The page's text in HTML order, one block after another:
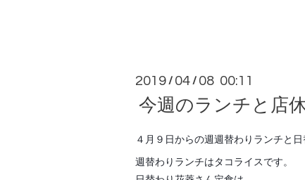
2019 / 04 / 08 00:11
今週のランチと店
４月９日からの週週替わりランチと
週替わりランチはタコライスです。